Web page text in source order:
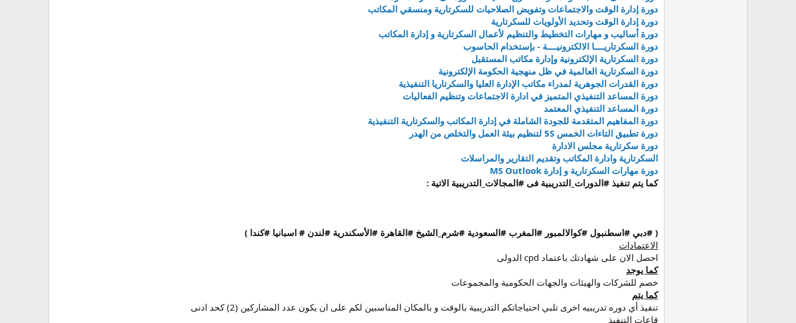
دورة إدارة الوقت والاجتماعات وتفويض الصلاحيات للسكرتارية ومنسقي المكاتب
دورة إدارة الوقت وتحديد الأولويات للسكرتارية
دورة أساليب و مهارات التخطيط والتنظيم لأعمال السكرتارية و إدارة المكاتب
دورة السكرتاريــــا الالكترونيــــة - بإستخدام الحاسوب
دورة السكرتارية الإلكترونية وإدارة مكاتب المستقبل
دورة السكرتارية العالمية في ظل منهجية الحكومة الإلكترونية
دورة القدرات الجوهرية لمدراء مكاتب الإدارة العليا والسكرتاريا التنفيذية
دورة المساعد التنفيذي المتميز في ادارة الاجتماعات وتنظيم الفعاليات
دورة المساعد التنفيذي المعتمد
دورة المفاهيم المتقدمة للجودة الشاملة في إدارة المكاتب والسكرتارية التنفيذية
دورة تطبيق التاءات الخمس 5S لتنظيم بيئة العمل والتخلص من الهدر
دورة سكرتارية مجلس الادارة
السكرتارية وادارة المكاتب وتقديم التقارير والمراسلات
دورة مهارات السكرتارية و إدارة MS Outlook
كما يتم تنفيذ #الدورات_التدريبية فى #المجالات_التدريبية الاتية :
( #دبي #اسطنبول #كوالالمبور #المغرب #السعودية #شرم_الشيخ #القاهرة #الأسكندرية #لندن # اسبانيا #كندا )
الاعتمادات
احصل الان على شهادتك باعتماد cpd الدولى
كما يوجد
خصم للشركات والهيئات والجهات الحكومية والمجموعات
كما يتم
تنفيذ أي دوره تدريبيه اخرى تلبي احتياجاتكم التدريبية بالوقت و بالمكان المناسبين لكم على ان يكون عدد المشاركين (2) كحد ادنى
قاعات التنفيذ